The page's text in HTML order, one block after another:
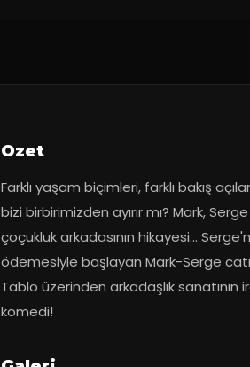
Ozet
Farklı yaşam biçimleri, farklı bakış
bizi birbirimizden ayırır mı? Mark,
çoçukluk arkadasının hikayesi...
ödemesiyle başlayan Mark-Serge
Tablo üzerinden arkadaşlık sanatının
komedi!